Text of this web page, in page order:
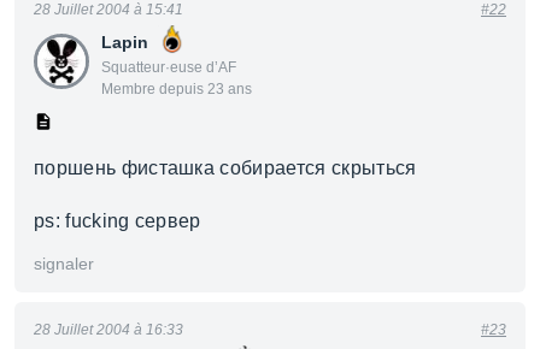
Lapin
Squatteur·euse d’AF
Membre depuis 23 ans
28 Juillet 2004 à 15:41 #22
поршень фисташка собирается скрыться
ps: fucking сервер
signaler
28 Juillet 2004 à 16:33 #23